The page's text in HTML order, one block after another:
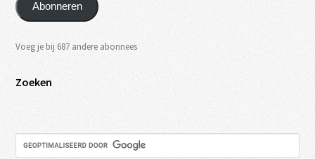
Abonneren
Voeg je bij 687 andere abonnees
Zoeken